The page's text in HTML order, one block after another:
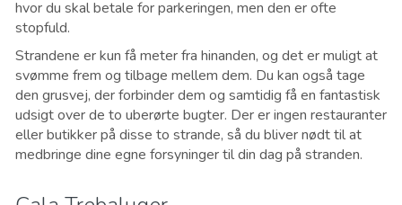
hvor du skal betale for parkeringen, men den er ofte
stopfuld.
Strandene er kun få meter fra hinanden, og det er muligt at
svømme frem og tilbage mellem dem. Du kan også tage
den grusvej, der forbinder dem og samtidig få en fantastisk
udsigt over de to uberørte bugter. Der er ingen restauranter
eller butikker på disse to strande, så du bliver nødt til at
medbringe dine egne forsyninger til din dag på stranden.